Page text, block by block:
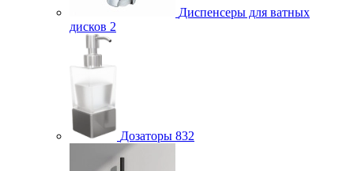
Диспенсеры для ватных
дисков 2
Дозаторы 832